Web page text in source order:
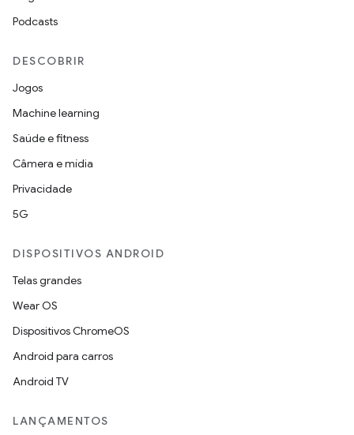
Podcasts
DESCOBRIR
Jogos
Machine learning
Saúde e fitness
Câmera e mídia
Privacidade
5G
DISPOSITIVOS ANDROID
Telas grandes
Wear OS
Dispositivos ChromeOS
Android para carros
Android TV
LANÇAMENTOS